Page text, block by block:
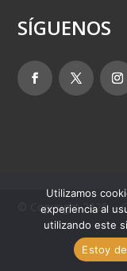
SÍGUENOS
© Copyright 2025 –
Utilizamos
experiencia al
utilizando este
Estoy